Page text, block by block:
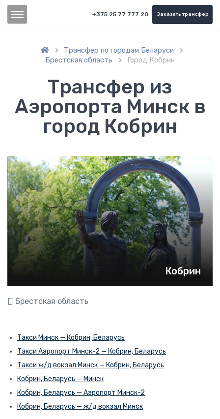
+375 25 77 777 20 Заказать трансфер
 Трансфер по городам Беларуси 
Брестская область  Город Кобрин
Трансфер из
Аэропорта Минск в
город Кобрин
Кобрин
Брестская область
Такси Минск — Кобрин, Беларусь
Такси Аэропорт Минск-2 — Кобрин, Беларусь
Такси ж/д вокзал Минск — Кобрин, Беларусь
Кобрин, Беларусь — Минск
Кобрин, Беларусь — Аэропорт Минск-2
Кобрин, Беларусь — ж/д вокзал Минск